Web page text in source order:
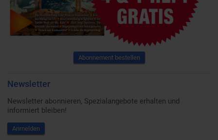
Abonnement bestellen
Newsletter
Newsletter abonnieren, Spezialangebote erhalten und
informiert bleiben!
Anmelden